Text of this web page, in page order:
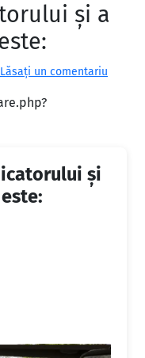
şi a
Lăsați un comentariu
şi